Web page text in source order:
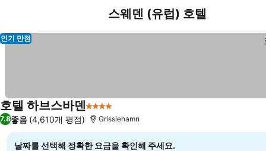
스웨덴 (유럽) 호텔
인기 만점
호텔 하브스바덴4 성급
7.8좋음 (4,610개 평점) Grisslehamn
날짜를 선택해 정확한 요금을 확인해 주세요.